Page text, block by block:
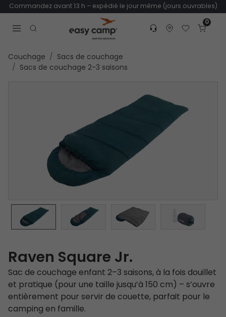
Commandez avant 13 h – expédié le jour même (jours ouvrables)
Open search modal
Customer service
Find dealer
Favorites
Cart
0
Couchage
Sacs de couchage
Sacs de couchage 2-3 saisons
Raven Square Jr.
Sac de couchage enfant 2–3 saisons, à la fois douillet
et pratique (pour une taille jusqu’à 150 cm) – s’ouvre
entièrement pour servir de couette, parfait pour le
camping en famille.